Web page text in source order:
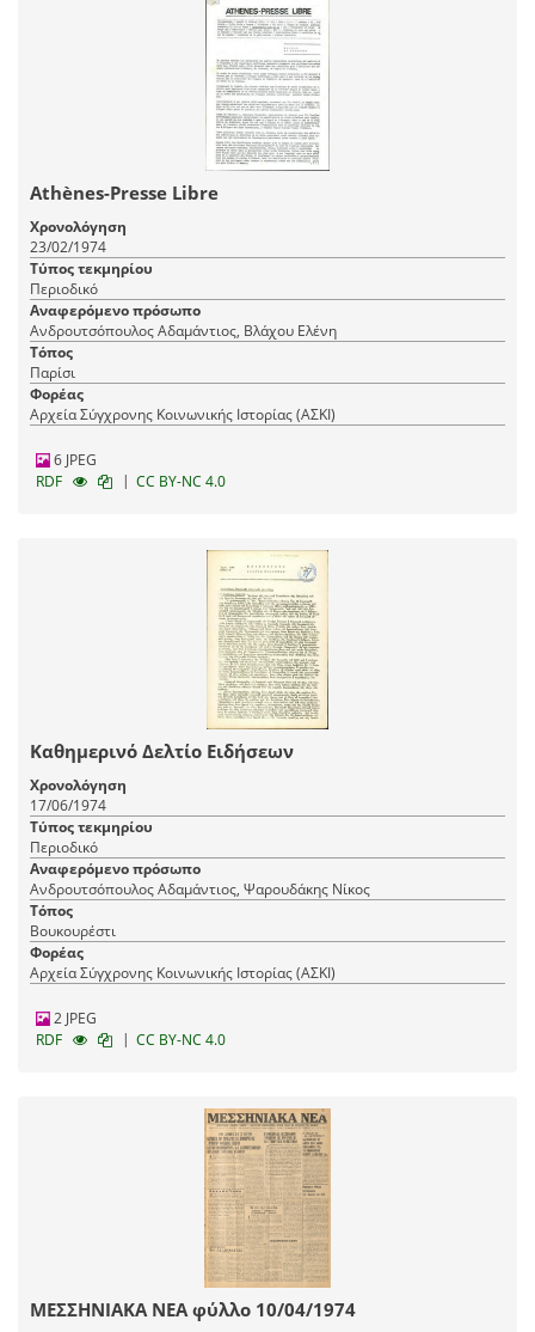
Athènes-Presse Libre
Χρονολόγηση
23/02/1974
Τύπος τεκμηρίου
Περιοδικό
Αναφερόμενο πρόσωπο
Ανδρουτσόπουλος Αδαμάντιος, Βλάχου Ελένη
Τόπος
Παρίσι
Φορέας
Αρχεία Σύγχρονης Κοινωνικής Ιστορίας (ΑΣΚΙ)
6 JPEG
RDF
| CC BY-NC 4.0
Καθημερινό Δελτίο Ειδήσεων
Χρονολόγηση
17/06/1974
Τύπος τεκμηρίου
Περιοδικό
Αναφερόμενο πρόσωπο
Ανδρουτσόπουλος Αδαμάντιος, Ψαρουδάκης Νίκος
Τόπος
Βουκουρέστι
Φορέας
Αρχεία Σύγχρονης Κοινωνικής Ιστορίας (ΑΣΚΙ)
2 JPEG
RDF
| CC BY-NC 4.0
ΜΕΣΣΗΝΙΑΚΑ ΝΕΑ φύλλο 10/04/1974